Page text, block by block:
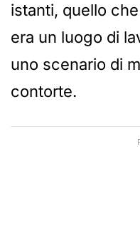
istanti, quello
era un luogo di
uno scenario di
contorte.